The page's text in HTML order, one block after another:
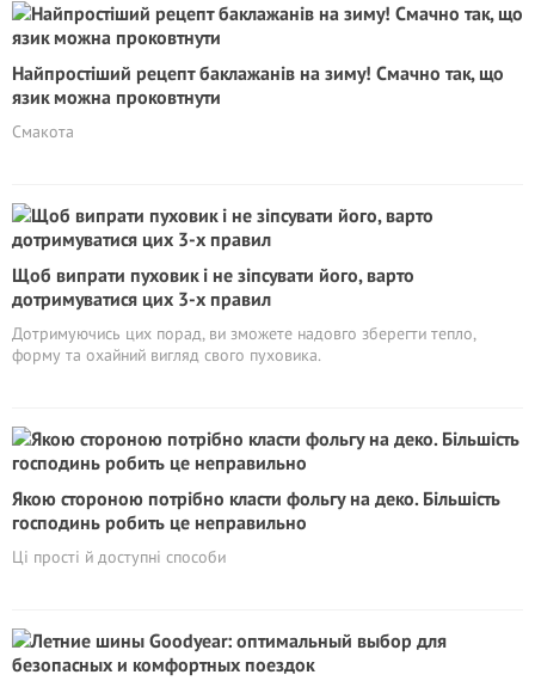
Найпростіший рецепт баклажанів на зиму! Смачно так, що
язик можна проковтнути
Смакота
Щоб випрати пуховик і не зіпсувати його, варто
дотримуватися цих 3-х правил
Дотримуючись цих порад, ви зможете надовго зберегти тепло,
форму та охайний вигляд свого пуховика.
Якою стороною потрібно класти фольгу на деко. Більшість
господинь робить це неправильно
Ці прості й доступні способи